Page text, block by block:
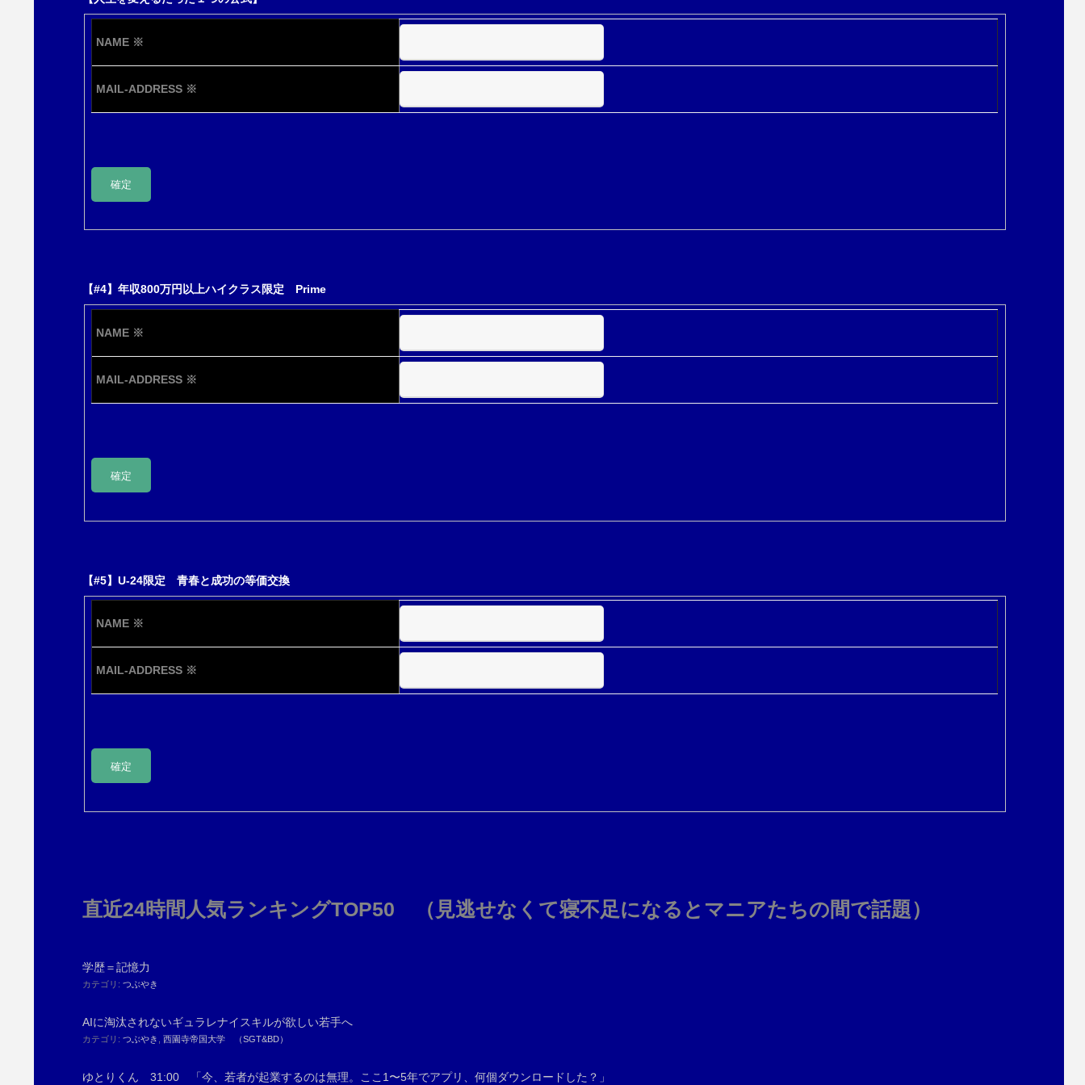
NAME ※
MAIL-ADDRESS ※
【#4】年収800万円以上ハイクラス限定 Prime
NAME ※
MAIL-ADDRESS ※
【#5】U-24限定 青春と成功の等価交換
NAME ※
MAIL-ADDRESS ※
直近24時間人気ランキングTOP50 （見逃せなくて寝不足になるとマニアたちの間で話題）
学歴＝記憶力
カテゴリ: つぶやき
AIに淘汰されないギュラレナイスキルが欲しい若手へ
カテゴリ: つぶやき 西園寺帝国大学 （SGT&BD）
ゆとりくん 31:00 「今、若者が起業するのは無理。ここ1〜5年でアプリ、何個ダウンロードした？」